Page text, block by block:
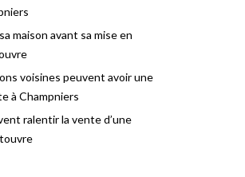
maison avant sa mise en
voisines peuvent avoir une
à Champniers
ralentir la vente d’une